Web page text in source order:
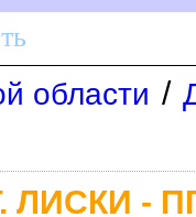
области /
ЛИСКИ -